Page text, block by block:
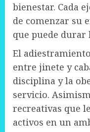
bienestar. Cada
de comenzar su
que puede durar
El
entre jinete y
disciplina y la
servicio.
recreativas que
activos en un